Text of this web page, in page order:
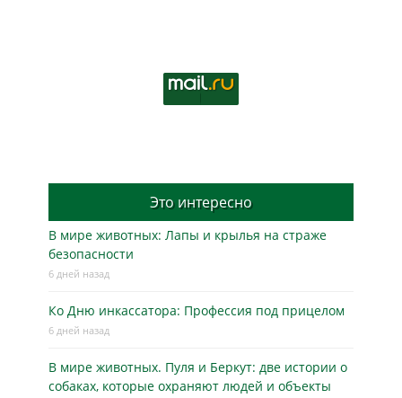
Это интересно
В мире животных: Лапы и крылья на страже
безопасности
6 дней назад
Ко Дню инкассатора: Профессия под прицелом
6 дней назад
В мире животных. Пуля и Беркут: две истории о
собаках, которые охраняют людей и объекты